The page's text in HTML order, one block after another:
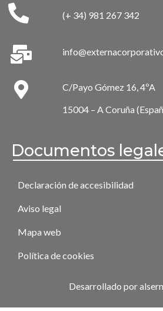
(+ 34) 981 267 342
C/Payo Gómez 16, 4ºA
15004 – A Coruña
Documentos
Declaración de accesibilidad
Aviso legal
Mapa web
Política de cookies
Desarrollado por